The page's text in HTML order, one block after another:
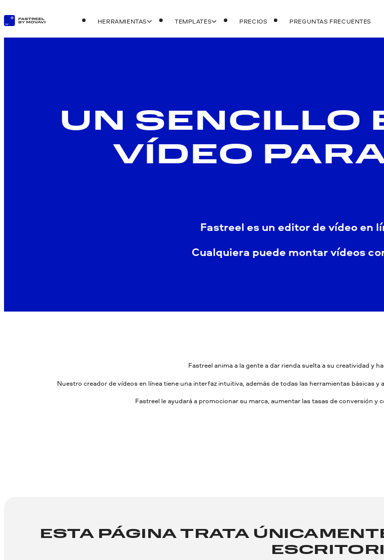
HERRAMIENTAS TEMPLATES PRECIOS PREGUNTAS FRECUENTES
UN SENCILLO
VÍDEO
Fastreel es un editor de vídeo en
Cualquiera puede montar vídeos
Fastreel anima a la gente a dar rienda suelta a su creatividad y
Nuestro creador de vídeos en línea tiene una interfaz intuitiva, además de todas las herramientas básicas
Fastreel le ayudará a promocionar su marca, aumentar las tasas de conversión y
ESTA PÁGINA TRATA